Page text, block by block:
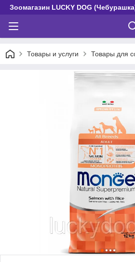
Зоомагазин LUCKY DOG
Товары и услуги Товары для